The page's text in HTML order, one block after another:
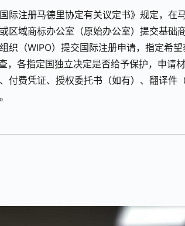
际注册马德里协定有关议定书》规定，在
区域商标办公室（原始办公室）提交基础
织（WIPO）提交国际注册申请，指定希
，各指定国独立决定是否给予保护，申请
付费凭证、授权委托书（如有）、翻译件